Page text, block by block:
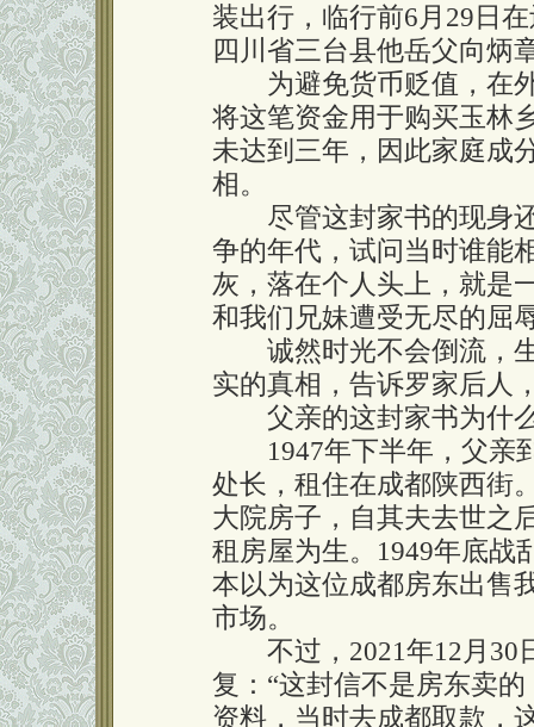
装出行，临行前6月29日
四川省三台县他岳父向炳
为避免货币贬值，在外
将这笔资金用于购买玉林
未达到三年，因此家庭成
相。
尽管这封家书的现身还
争的年代，试问当时谁能
灰，落在个人头上，就是
和我们兄妹遭受无尽的屈
诚然时光不会倒流，生
实的真相，告诉罗家后人
父亲的这封家书为什么
1947年下半年，父亲
处长，租住在成都陕西街
大院房子，自其夫去世之
租房屋为生。1949年底战
本以为这位成都房东出售
市场。
不过，2021年12月30
复：“这封信不是房东卖
资料，当时去成都取款，